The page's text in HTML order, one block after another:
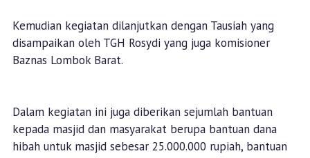
Kemudian kegiatan dilanjutkan dengan Tausiah yang
disampaikan oleh TGH Rosydi yang juga komisioner
Baznas Lombok Barat.
Dalam kegiatan ini juga diberikan sejumlah bantuan
kepada masjid dan masyarakat berupa bantuan dana
hibah untuk masjid sebesar 25.000.000 rupiah, bantuan